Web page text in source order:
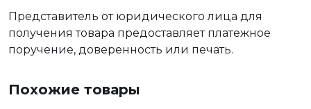
Представитель от юридического лица для
получения товара предоставляет платежное
поручение, доверенность или печать.
Похожие товары